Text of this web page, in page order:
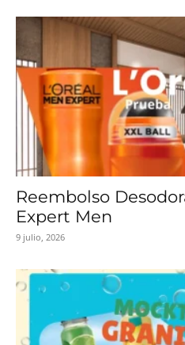
Reembolso
Expert Men
9 julio, 2026